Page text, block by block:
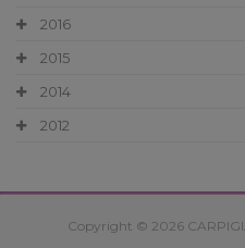
2016
2015
2014
2012
Copyright © 2026